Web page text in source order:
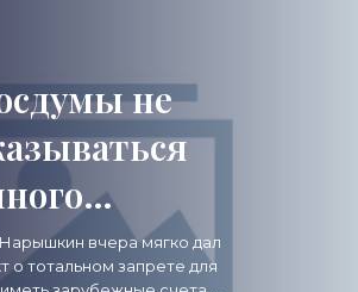
не
вчера мягко дал
о тотальном запрете для